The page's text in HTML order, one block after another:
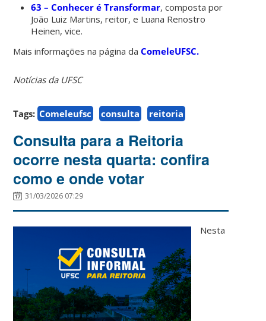
63 – Conhecer é Transformar, composta por
João Luiz Martins, reitor, e Luana Renostro
Heinen, vice.
Mais informações na página daComeleUFSC.
Notícias da UFSC
Tags: Comeleufsc consulta reitoria
Consulta para a Reitoria
ocorre nesta quarta: confira
como e onde votar
31/03/2026 07:29
Nesta